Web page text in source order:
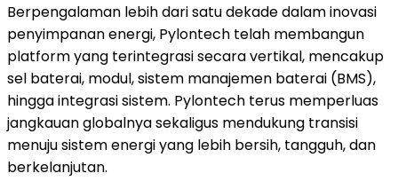
Berpengalaman lebih dari satu dekade dalam inovasi
penyimpanan energi, Pylontech telah membangun
platform yang terintegrasi secara vertikal, mencakup
sel baterai, modul, sistem manajemen baterai (BMS),
hingga integrasi sistem. Pylontech terus memperluas
jangkauan globalnya sekaligus mendukung transisi
menuju sistem energi yang lebih bersih, tangguh, dan
berkelanjutan.